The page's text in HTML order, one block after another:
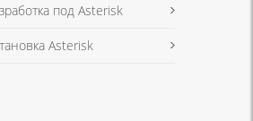
под Asterisk
Asterisk